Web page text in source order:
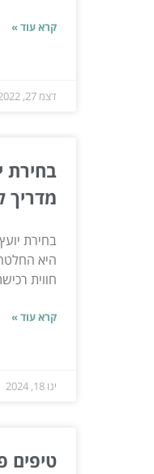
קרא עוד »
דצמ 27, 2022
בחירת
מדריך
בחירת
היא
חווית
קרא עוד »
ינו 18, 2024
טיפים